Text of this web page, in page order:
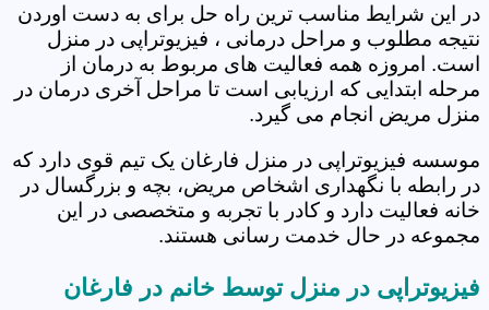
در این شرایط مناسب ترین راه حل برای به دست اوردن
نتیجه مطلوب و مراحل درمانی ، فیزیوتراپی در منزل
است. امروزه همه فعالیت های مربوط به درمان از
مرحله ابتدایی که ارزیابی است تا مراحل آخری درمان در
منزل مریض انجام می گیرد.
موسسه فیزیوتراپی در منزل فارغان یک تیم قوی دارد که
در رابطه با نگهداری اشخاص مریض، بچه و بزرگسال در
خانه فعالیت دارد و کادر با تجربه و متخصصی در این
مجموعه در حال خدمت رسانی هستند.
فیزیوتراپی در منزل توسط خانم در فارغان